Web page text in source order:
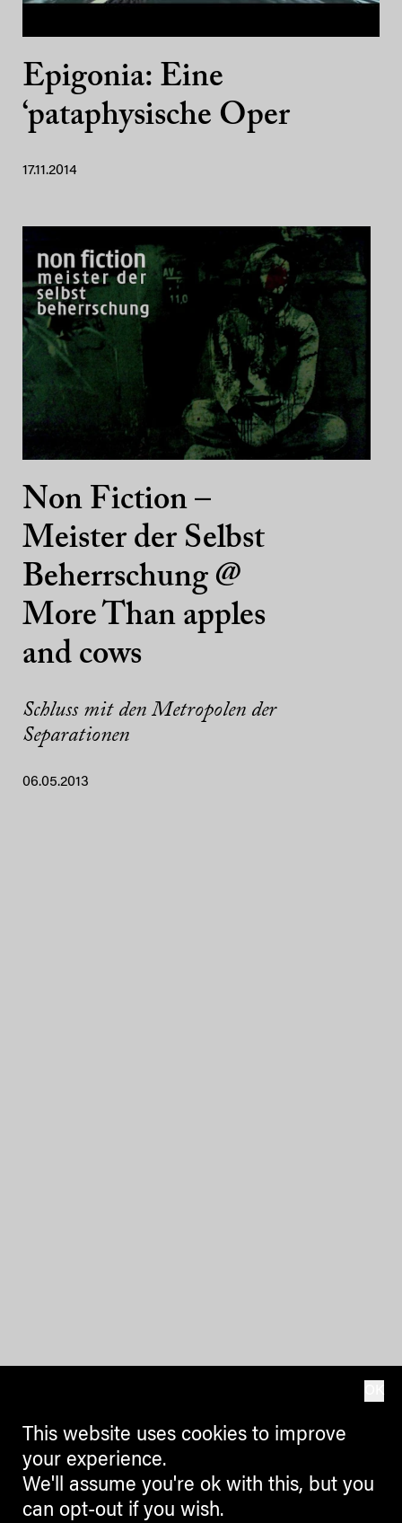
Epigonia: Eine
‘pataphysische Oper
17.11.2014
Non Fiction –
Meister der Selbst
Beherrschung @
More Than apples
and cows
Schluss mit den Metropolen der
Separationen
06.05.2013
This website uses cookies to improve
your experience.
We'll assume you're ok with this, but you
can opt-out if you wish.